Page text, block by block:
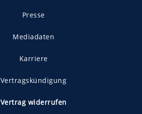
Presse
Mediadaten
Karriere
Vertragskündigung
Vertrag widerrufen